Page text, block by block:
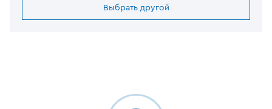
Выбрать другой